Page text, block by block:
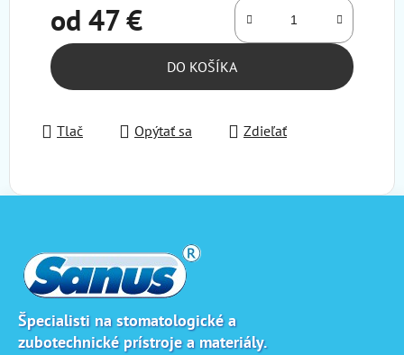
od 47 €
Jednotková cena:
DO KOŠÍKA
Tlač Opýtať sa Zdieľať
Špecialisti na stomatologické a
zubotechnické prístroje a materiály.